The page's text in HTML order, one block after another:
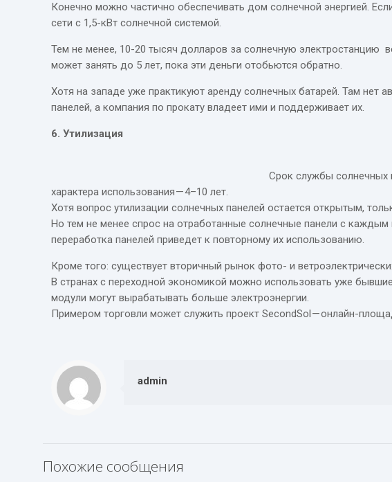
Конечно можно частично обеспечивать дом солнечной энергией.
сети с 1,5-кВт солнечной системой.
Тем не менее, 10-20 тысяч долларов за солнечную электростанцию
может занять до 5 лет, пока эти деньги отобьются обратно.
Хотя на западе уже практикуют аренду солнечных батарей. Там
панелей, а компания по прокату владеет ими и поддерживает их.
6. Утилизация
Срок службы солнечных
характера использования — 4–10 лет.
Хотя вопрос утилизации солнечных панелей остается открытым,
Но тем не менее спрос на отработанные солнечные панели с
переработка панелей приведет к повторному их использованию.
Кроме того: существует вторичный рынок фото- и
В странах с переходной экономикой можно использовать уже
модули могут вырабатывать больше электроэнергии.
Примером торговли может служить проект SecondSol — онлайн-
admin
Похожие сообщения